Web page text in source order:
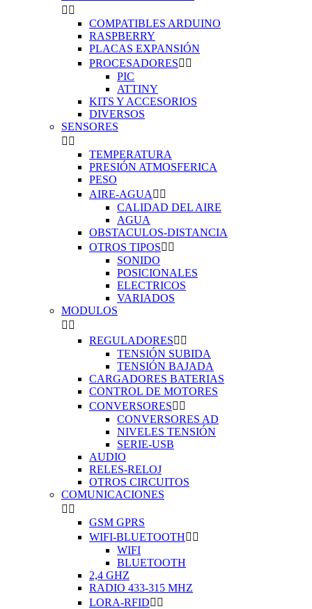
 
COMPATIBLES ARDUINO
RASPBERRY
PLACAS EXPANSIÓN
PROCESADORES 
PIC
ATTINY
KITS Y ACCESORIOS
DIVERSOS
SENSORES
 
TEMPERATURA
PRESIÓN ATMOSFERICA
PESO
AIRE-AGUA  
CALIDAD DEL AIRE
AGUA
OBSTACULOS-DISTANCIA
OTROS TIPOS 
SONIDO
POSICIONALES
ELECTRICOS
VARIADOS
MODULOS
 
REGULADORES 
TENSIÓN SUBIDA
TENSIÓN BAJADA
CARGADORES BATERIAS
CONTROL DE MOTORES
CONVERSORES 
CONVERSORES AD
NIVELES TENSIÓN
SERIE-USB
AUDIO
RELES-RELOJ
OTROS CIRCUITOS
COMUNICACIONES
 
GSM GPRS
WIFI-BLUETOOTH 
WIFI
BLUETOOTH
2,4 GHZ
RADIO 433-315 MHZ
LORA-RFID 